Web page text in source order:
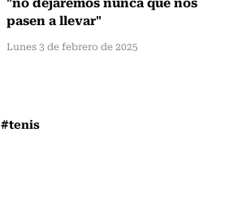
pasen a llevar"
Lunes 3 de febrero de 2025
#tenis